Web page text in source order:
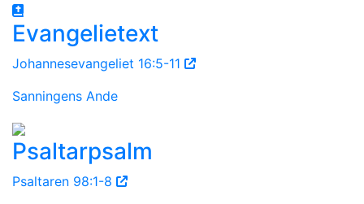
Evangelietext
Johannesevangeliet 16:5-11
Sanningens Ande
Psaltarpsalm
Psaltaren 98:1-8